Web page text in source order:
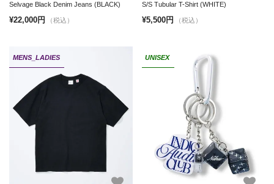
Selvage Black Denim Jeans (BLACK)
¥22,000円 （税込）
S/S Tubular T-Shirt (WHITE)
¥5,500円 （税込）
MENS_LADIES UNISEX